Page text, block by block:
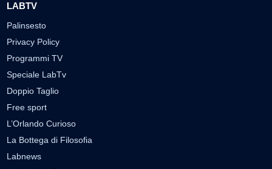
LABTV
Palinsesto
Privacy Policy
Programmi TV
Speciale LabTv
Doppio Taglio
Free sport
L’Orlando Curioso
La Bottega di Filosofia
Labnews